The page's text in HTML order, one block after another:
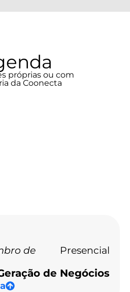
próprias ou com
da Coonecta
de
Presencial
de Negócios